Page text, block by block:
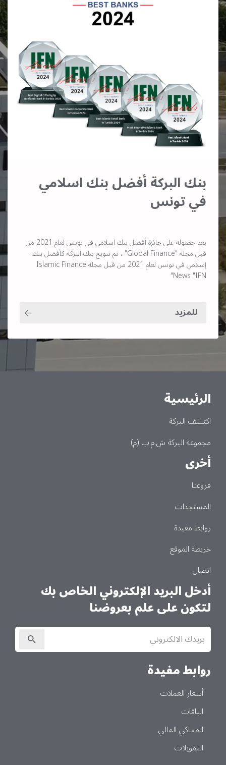
بنك البركة أفضل بنك اسلامي
في تونس
بعد حصوله على جائزة أفضل بنك اسلامي في تونس لعام 2021 من
قبل مجلة "Global Finance" ، تم تتويج بنك البركة كأفضل بنك
إسلامي في تونس لعام 2021 من قبل مجلة Islamic Finance
News "IFN"
للمزيد
Main
الرئيسية
اكتشف البركة
مجموعة البركة ش.م.ب (م)
أخرى
فروعنا
المستجدات
روابط مفيدة
خريطة الموقع
اتصال
أدخل البريد الإلكتروني الخاص بك
لتكون على علم بعروضنا
الاشتراك
في
النشرة
روابط مفيدة
أسعار العملات
الباقات
المحاكي المالي
التمويلات